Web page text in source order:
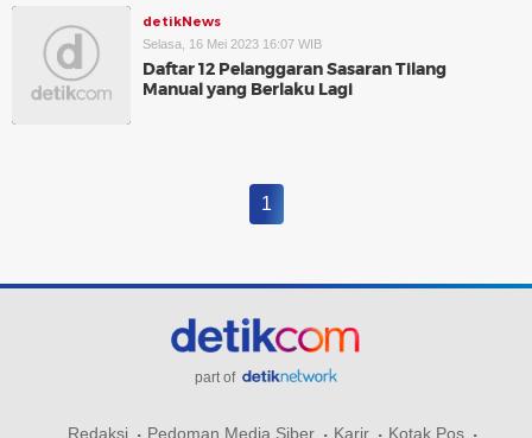
detikNews
Selasa, 16 Mei 2023 16:07 WIB
Daftar 12 Pelanggaran Sasaran Tilang
Manual yang Berlaku Lagi
1
part of
Redaksi Pedoman Media Siber Karir Kotak Pos